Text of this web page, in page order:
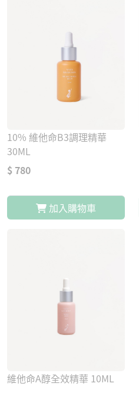
10% 維他命B3調理精華
30ML
$ 780
加入購物車
維他命A醇全效精華 10ML